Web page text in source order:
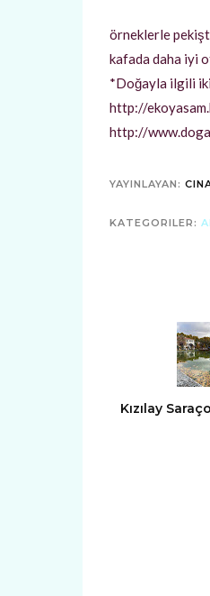
örneklerle
kafada daha iyi
*Doğayla ilgili
http://
http://
YAYINLAYAN:
KATEGORILER:
Kızılay